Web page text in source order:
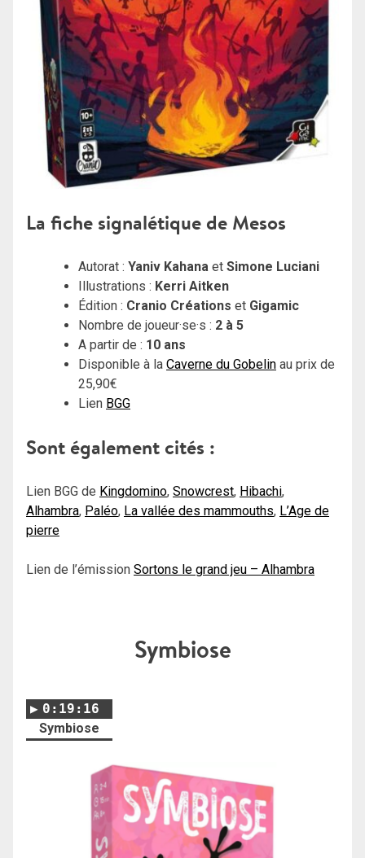
La fiche signalétique de Mesos
Autorat : Yaniv Kahana et Simone Luciani
Illustrations : Kerri Aitken
Édition : Cranio Créations et Gigamic
Nombre de joueur·se·s : 2 à 5
A partir de : 10 ans
Disponible à la Caverne du Gobelin au prix de
25,90€
Lien BGG
Sont également cités :
Lien BGG de Kingdomino, Snowcrest, Hibachi,
Alhambra, Paléo, La vallée des mammouths, L’Age de
pierre
Lien de l’émission Sortons le grand jeu – Alhambra
Symbiose
0:19:16
Symbiose